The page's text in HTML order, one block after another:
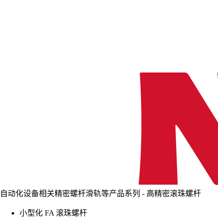
自动化设备相关精密螺杆滑轨等产品系列 - 高精密滚珠螺杆
小型化 FA 滚珠螺杆